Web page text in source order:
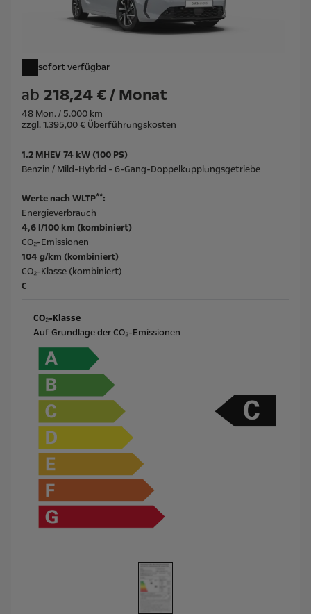
sofort verfügbar
ab 218,24 € / Monat
48 Mon. / 5.000 km
zzgl. 1.395,00 € Überführungskosten
1.2 MHEV 74 kW (100 PS)
Benzin / Mild-Hybrid - 6-Gang-Doppelkupplungsgetriebe
Werte nach WLTP**:
Energieverbrauch
4,6 l/100 km (kombiniert)
CO₂-Emissionen
104 g/km (kombiniert)
CO₂-Klasse (kombiniert)
C
CO₂-Klasse
Auf Grundlage der CO₂-Emissionen